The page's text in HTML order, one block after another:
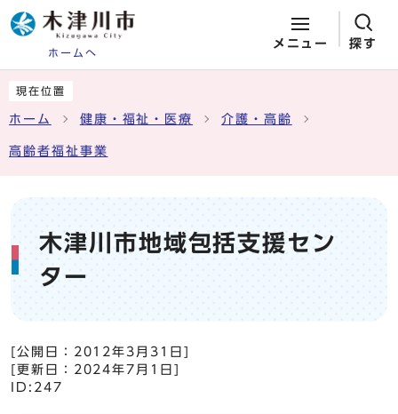
ホームへ
メニュー 探す
現在位置
ホーム 健康・福祉・医療 介護・高齢
高齢者福祉事業
木津川市地域包括支援セン
ター
[公開日： 2012年3月31日
[更新日： 2024年7月1日
ID:247